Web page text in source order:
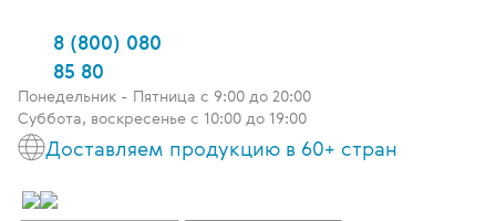
8 (800) 080
85 80
Понедельник - Пятница c 9:00 до 20:00
Суббота, воскресенье с 10:00 до 19:00
Доставляем продукцию в 60+ стран